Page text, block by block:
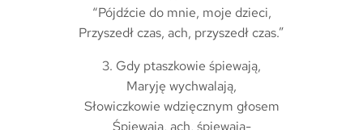
“Pójdźcie do mnie, moje dzieci,
Przyszedł czas, ach, przyszedł czas.”
3. Gdy ptaszkowie śpiewają,
Maryję wychwalają,
Słowiczkowie wdzięcznym głosem